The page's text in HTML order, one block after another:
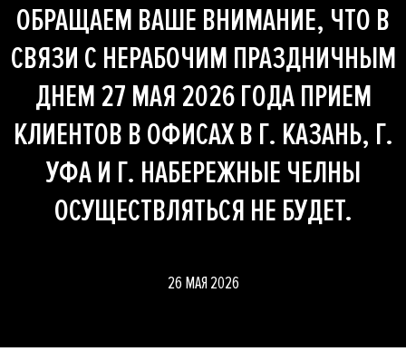
ОБРАЩАЕМ ВАШЕ ВНИМАНИЕ, ЧТО В
СВЯЗИ С НЕРАБОЧИМ ПРАЗДНИЧНЫМ
ДНЕМ 27 МАЯ 2026 ГОДА ПРИЕМ
КЛИЕНТОВ В ОФИСАХ В Г. КАЗАНЬ, Г.
УФА И Г. НАБЕРЕЖНЫЕ ЧЕЛНЫ
ОСУЩЕСТВЛЯТЬСЯ НЕ БУДЕТ.
26 МАЯ 2026